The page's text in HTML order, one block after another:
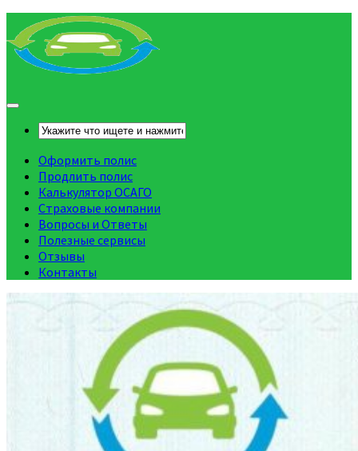
Оформить полис
Продлить полис
Калькулятор ОСАГО
Страховые компании
Вопросы и Ответы
Полезные сервисы
Отзывы
Контакты